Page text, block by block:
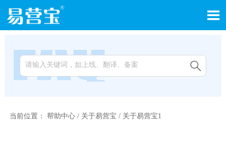


当前位置： 帮助中心/ 关于易营宝 / 关于易营宝1